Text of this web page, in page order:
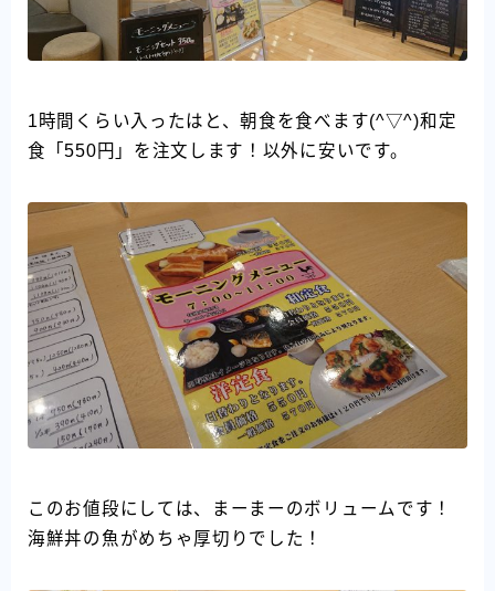
1時間くらい入ったはと、朝食を食べます(^▽^)和定
食「550円」を注文します！以外に安いです。
このお値段にしては、まーまーのボリュームです！
海鮮丼の魚がめちゃ厚切りでした！